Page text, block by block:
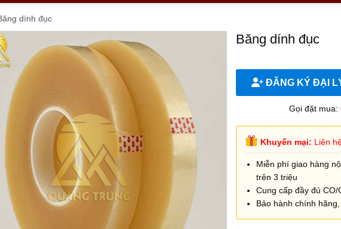
dính đục
Băng dính đục
ĐĂNG KÝ ĐẠI
Gọi đặt mua:
Khuyến mại: Liên
Miễn phí giao hàng
trên 3 triệu
Cung cấp đầy đủ
Bảo hành chính